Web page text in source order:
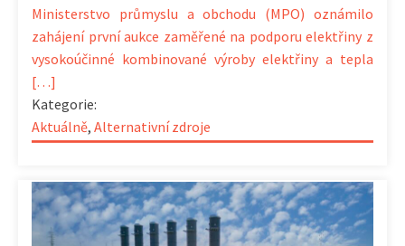
Ministerstvo průmyslu a obchodu (MPO) oznámilo
zahájení první aukce zaměřené na podporu elektřiny z
vysokoúčinné kombinované výroby elektřiny a tepla
[…]
Kategorie:
Aktuálně, Alternativní zdroje